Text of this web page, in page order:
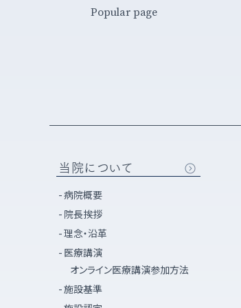
Popular page
当院について
病院概要
院長挨拶
理念・沿革
医療講演
オンライン医療講演参加方法
施設基準